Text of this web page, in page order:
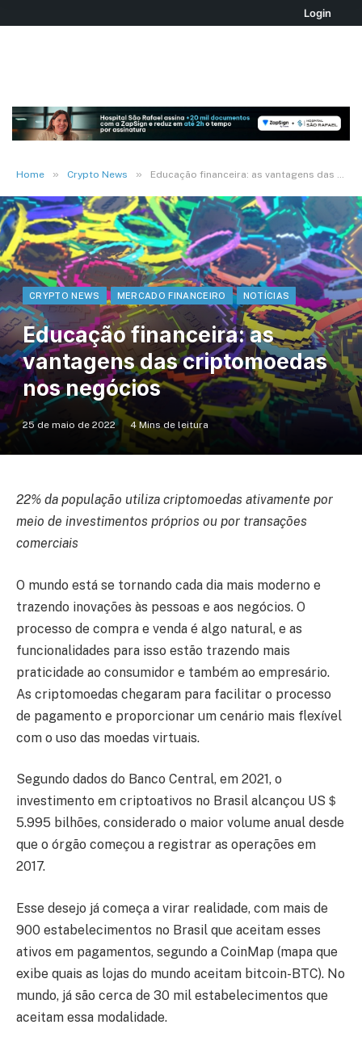
Login
Home » Crypto News » Educação financeira: as vantagens das criptomoedas nos negócios
CRYPTO NEWS MERCADO FINANCEIRO NOTÍCIAS
Educação financeira: as
vantagens das criptomoedas
nos negócios
25 de maio de 2022 4 Mins de leitura
22% da população utiliza criptomoedas ativamente por
meio de investimentos próprios ou por transações
comerciais
O mundo está se tornando cada dia mais moderno e
trazendo inovações às pessoas e aos negócios. O
processo de compra e venda é algo natural, e as
funcionalidades para isso estão trazendo mais
praticidade ao consumidor e também ao empresário.
As criptomoedas chegaram para facilitar o processo
de pagamento e proporcionar um cenário mais flexível
com o uso das moedas virtuais.
Segundo dados do Banco Central, em 2021, o
investimento em criptoativos no Brasil alcançou US＄
5.995 bilhões, considerado o maior volume anual desde
que o órgão começou a registrar as operações em
2017.
Esse desejo já começa a virar realidade, com mais de
900 estabelecimentos no Brasil que aceitam esses
ativos em pagamentos, segundo a CoinMap (mapa que
exibe quais as lojas do mundo aceitam bitcoin-BTC). No
mundo, já são cerca de 30 mil estabelecimentos que
aceitam essa modalidade.